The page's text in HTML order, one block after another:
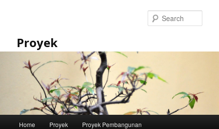
Proyek
Home Proyek Proyek Pembangunan